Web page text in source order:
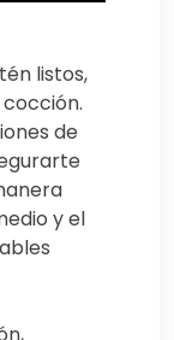
listos,
de
y el